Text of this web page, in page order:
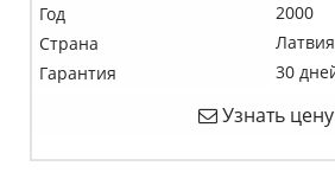
Год
2000
Страна
Латвия
Гарантия
30
Узнать цену